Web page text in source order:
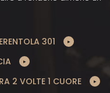
301
2 VOLTE 1 CUORE